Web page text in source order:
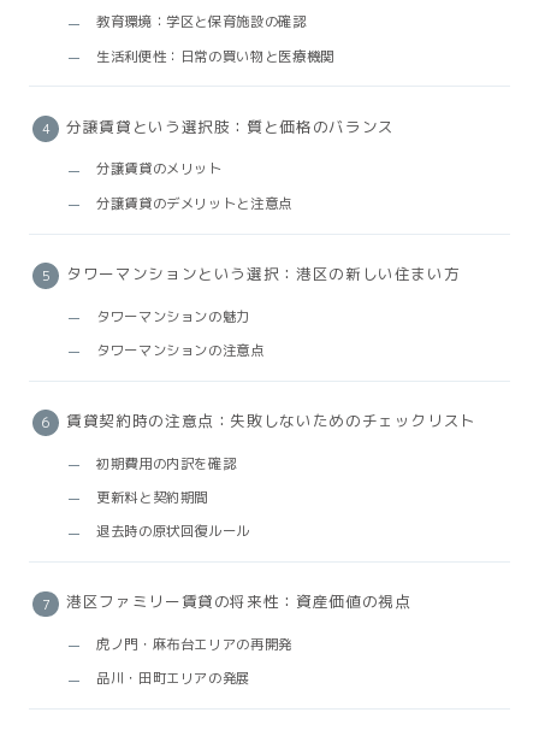
教育環境：学区と保育施設の確認
生活利便性：日常の買い物と医療機関
分譲賃貸という選択肢：質と価格のバランス
分譲賃貸のメリット
分譲賃貸のデメリットと注意点
タワーマンションという選択：港区の新しい住まい方
タワーマンションの魅力
タワーマンションの注意点
賃貸契約時の注意点：失敗しないためのチェックリスト
初期費用の内訳を確認
更新料と契約期間
退去時の原状回復ルール
港区ファミリー賃貸の将来性：資産価値の視点
虎ノ門・麻布台エリアの再開発
品川・田町エリアの発展